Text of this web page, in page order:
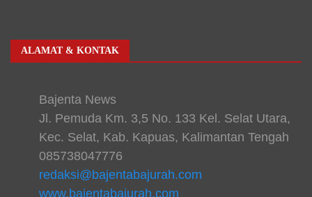
ALAMAT & KONTAK
Bajenta News
Jl. Pemuda Km. 3,5 No. 133 Kel. Selat Utara,
Kec. Selat, Kab. Kapuas, Kalimantan Tengah
085738047776
redaksi@bajentabajurah.com
www.bajentabajurah.com